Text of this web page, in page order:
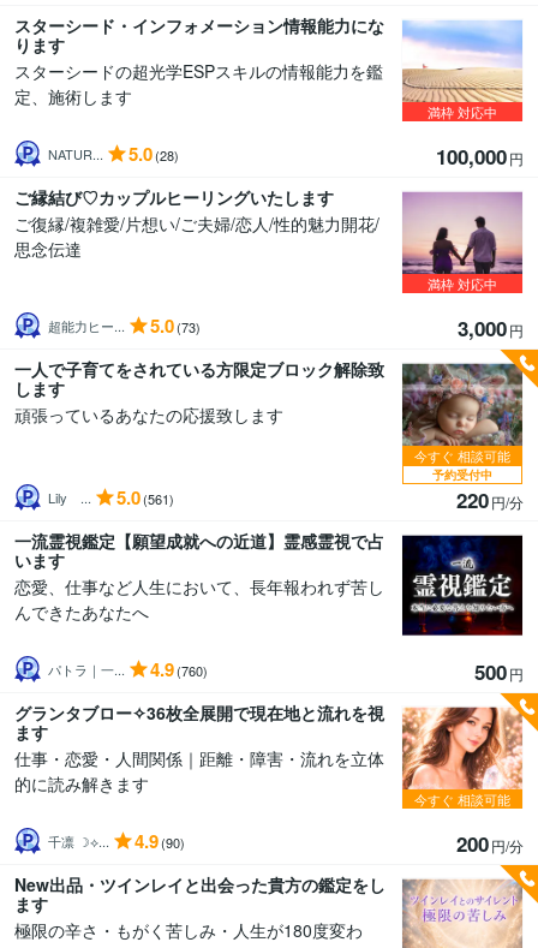
スターシード・インフォメーション情報能力にな
ります
スターシードの超光学ESPスキルの情報能力を鑑
定、施術します
NATUR... 5.0(28) 100,000円
満枠対応中
ご縁結び♡カップルヒーリングいたします
ご復縁/複雑愛/片想い/ご夫婦/恋人/性的魅力開花/
思念伝達
超能力ヒー... 5.0(73) 3,000円
満枠対応中
一人で子育てをされている方限定ブロック解除致
します
頑張っているあなたの応援致します
Lily ... 5.0(561) 220円/分
今すぐ 相談可能
予約受付中
一流霊視鑑定【願望成就への近道】霊感霊視で占
います
恋愛、仕事など人生において、長年報われず苦し
んできたあなたへ
パトラ｜一... 4.9(760) 500円
グランタブロー✧36枚全展開で現在地と流れを視
ます
仕事・恋愛・人間関係｜距離・障害・流れを立体
的に読み解きます
千凛 ☽⟡... 4.9(90) 200円/分
今すぐ 相談可能
New出品・ツインレイと出会った貴方の鑑定をし
ます
極限の辛さ・もがく苦しみ・人生が180度変わ